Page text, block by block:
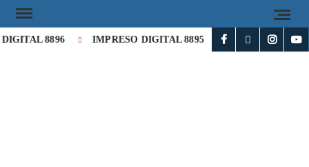
8896 IMPRESO DIGITAL 8895 IMPRESO